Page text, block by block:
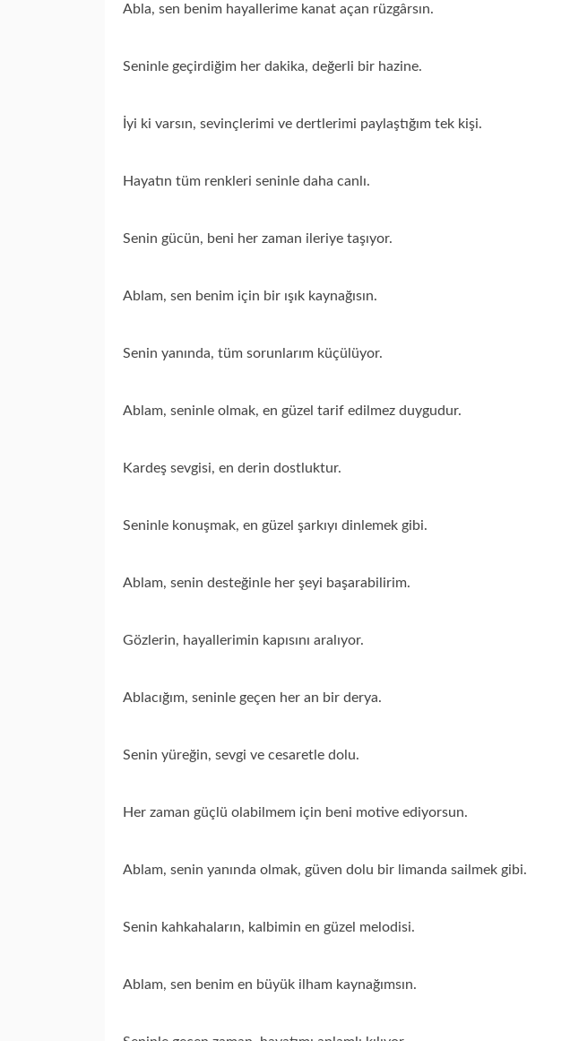
Abla, sen benim hayallerime kanat açan rüzgârsın.
Seninle geçirdiğim her dakika, değerli bir hazine.
İyi ki varsın, sevinçlerimi ve dertlerimi paylaştığım tek kişi.
Hayatın tüm renkleri seninle daha canlı.
Senin gücün, beni her zaman ileriye taşıyor.
Ablam, sen benim için bir ışık kaynağısın.
Senin yanında, tüm sorunlarım küçülüyor.
Ablam, seninle olmak, en güzel tarif edilmez duygudur.
Kardeş sevgisi, en derin dostluktur.
Seninle konuşmak, en güzel şarkıyı dinlemek gibi.
Ablam, senin desteğinle her şeyi başarabilirim.
Gözlerin, hayallerimin kapısını aralıyor.
Ablacığım, seninle geçen her an bir derya.
Senin yüreğin, sevgi ve cesaretle dolu.
Her zaman güçlü olabilmem için beni motive ediyorsun.
Ablam, senin yanında olmak, güven dolu bir limanda sailmek gibi.
Senin kahkahaların, kalbimin en güzel melodisi.
Ablam, sen benim en büyük ilham kaynağımsın.